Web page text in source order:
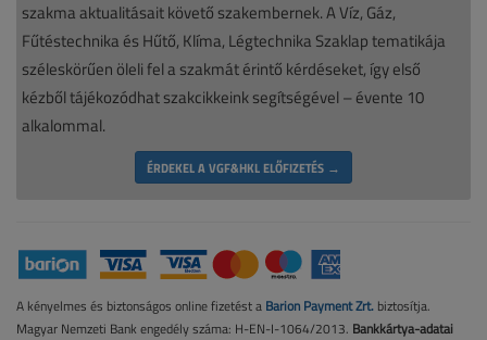
szakma aktualitásait követő szakembernek. A Víz, Gáz,
Fűtéstechnika és Hűtő, Klíma, Légtechnika Szaklap tematikája
széleskörűen öleli fel a szakmát érintő kérdéseket, így első
kézből tájékozódhat szakcikkeink segítségével – évente 10
alkalommal.
ÉRDEKEL A VGF&HKL ELŐFIZETÉS →
A kényelmes és biztonságos online fizetést a Barion Payment Zrt. biztosítja.
Magyar Nemzeti Bank engedély száma: H-EN-I-1064/2013. Bankkártya-adatai